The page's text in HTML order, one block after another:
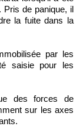
Pris de panique, il
la fuite dans la
par les
saisie pour les
des forces de
sur les axes